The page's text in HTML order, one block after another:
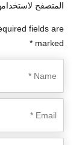
fields are
marked *
المتصفح